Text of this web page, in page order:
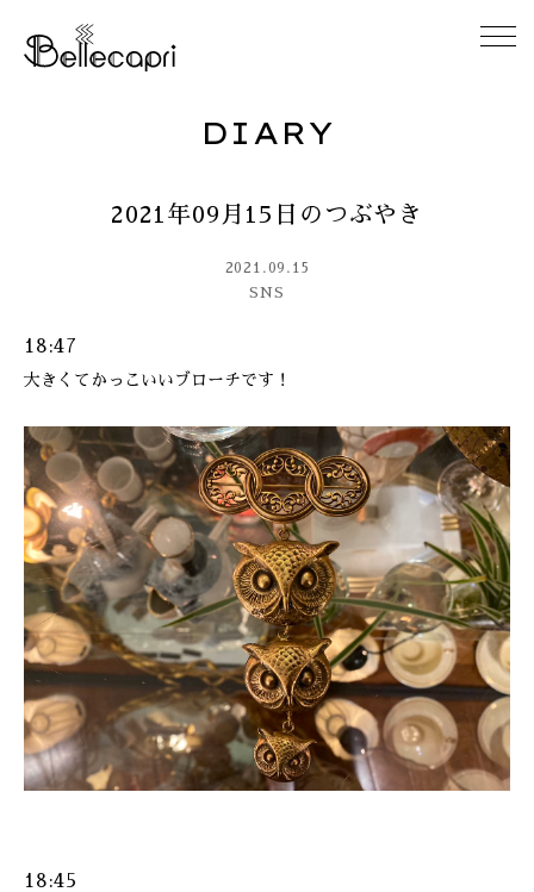
ABOUT
ACCESS
DIARY
CONTACT
ONLINE SHOP
DIARY
2021年09月15日のつぶやき
2021.09.15
SNS
18:47
大きくてかっこいいブローチです！
18:45